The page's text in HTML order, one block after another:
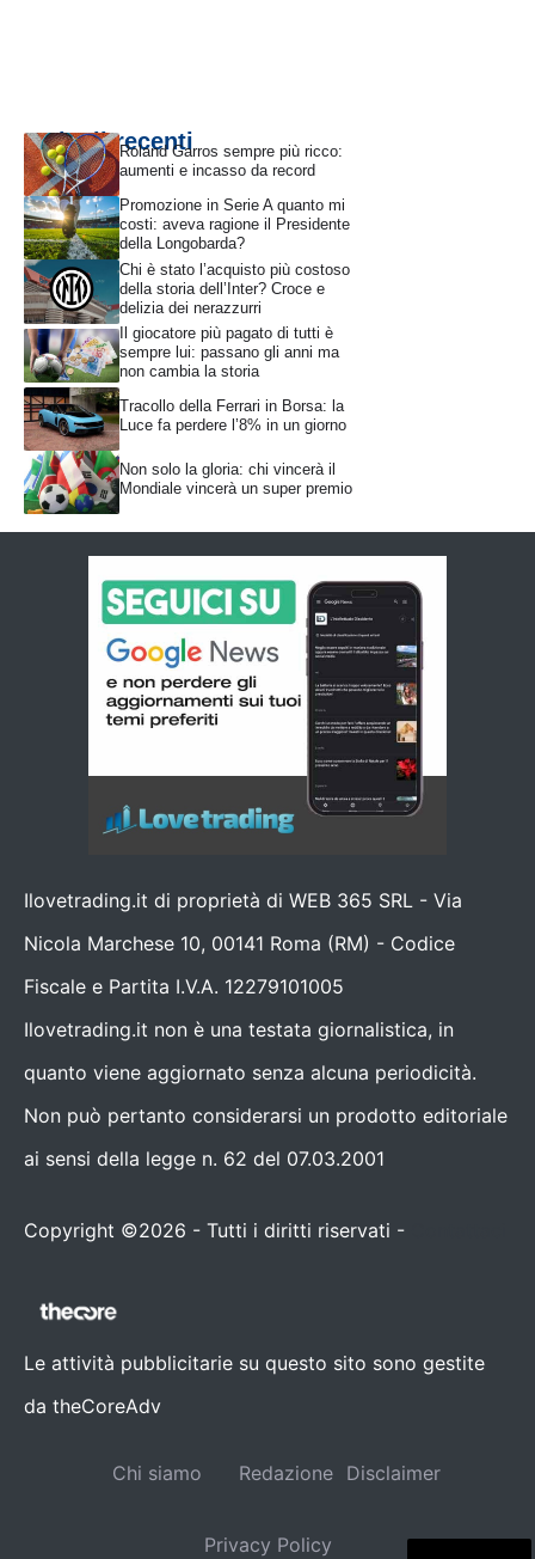
Articoli recentiRoland Garros sempre più ricco:
aumenti e incasso da record
Promozione in Serie A quanto mi
costi: aveva ragione il Presidente
della Longobarda?
Chi è stato l’acquisto più costoso
della storia dell’Inter? Croce e
delizia dei nerazzurri
Il giocatore più pagato di tutti è
sempre lui: passano gli anni ma
non cambia la storia
Tracollo della Ferrari in Borsa: la
Luce fa perdere l’8% in un giorno
Non solo la gloria: chi vincerà il
Mondiale vincerà un super premio
Ilovetrading.it di proprietà di WEB 365 SRL - Via
Nicola Marchese 10, 00141 Roma (RM) - Codice
Fiscale e Partita I.V.A. 12279101005
Ilovetrading.it non è una testata giornalistica, in
quanto viene aggiornato senza alcuna periodicità.
Non può pertanto considerarsi un prodotto editoriale
ai sensi della legge n. 62 del 07.03.2001
Copyright ©2026 - Tutti i diritti riservati -
Le attività pubblicitarie su questo sito sono gestite
da theCoreAdv
Chi siamo Redazione Disclaimer
Privacy Policy